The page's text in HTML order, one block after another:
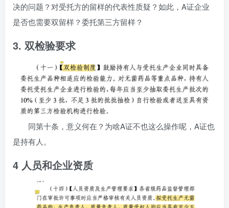
决的问题？对受托方的留样的代表性质疑？如此，A证企业
是否也需要双留样？委托第三方留样？
3. 双检验要求
同第十条，意义何在？为啥A证不也这么操作呢，A证也
是持有人。
4 人员和企业资质